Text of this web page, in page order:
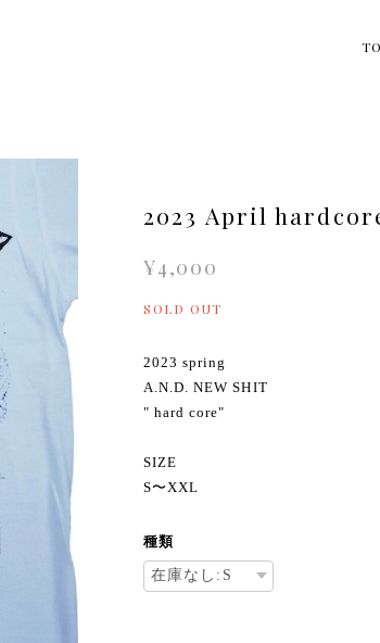
2023 April
¥4,000
SOLD OUT
2023 spring
A.N.D. NEW SHIT
" hard core"
SIZE
S〜XXL
種類